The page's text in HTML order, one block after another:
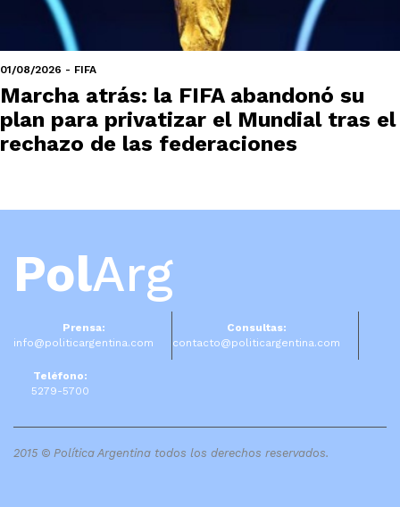
01/08/2026 - FIFA
Marcha atrás: la FIFA abandonó su
plan para privatizar el Mundial tras el
rechazo de las federaciones
PolArg
Prensa:
info@politicargentina.com
Consultas:
contacto@politicargentina.com
Teléfono:
5279-5700
2015 © Política Argentina todos los derechos reservados.